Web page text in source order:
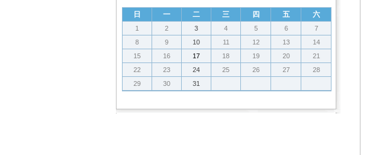
日 一 二 三 四 五 六
1 2 3 4 5 6
7
8
9 10 11 12 13
14
15
16 17 18 19 20
21
22
23 24 25 26 27
28
29
30 31